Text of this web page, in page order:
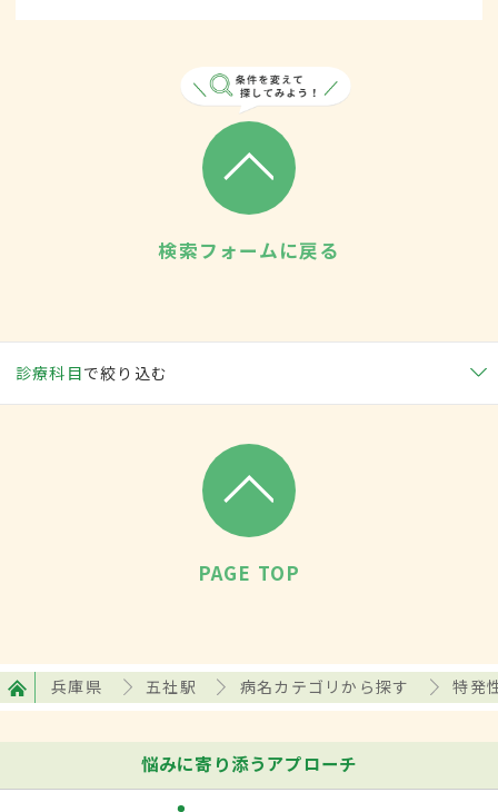
検索フォームに戻る
診療科目で絞り込む
PAGE TOP
兵庫県 五社駅 病名カテゴリから探す 特発
悩みに寄り添うアプローチ